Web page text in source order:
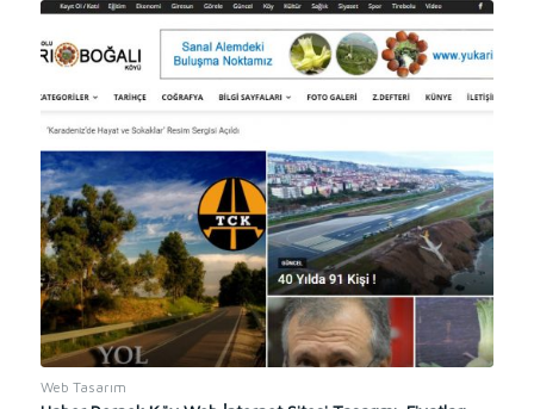
Web Tasarım